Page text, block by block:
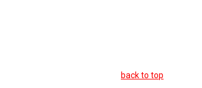
back to top